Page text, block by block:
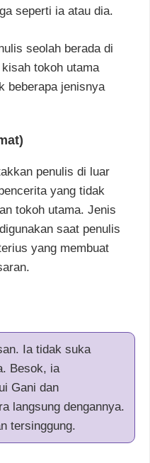
seperti ia atau dia.
seolah berada di
tokoh utama
beberapa jenisnya
penulis di luar
yang tidak
tokoh utama. Jenis
saat penulis
yang membuat
Ia tidak suka
Besok, ia
Gani dan
langsung dengannya.
tersinggung.